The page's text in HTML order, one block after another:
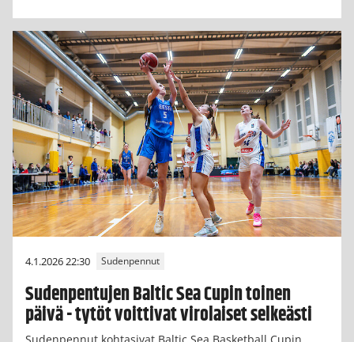
4.1.2026 22:30 Sudenpennut
Sudenpentujen Baltic Sea Cupin toinen
päivä - tytöt voittivat virolaiset selkeästi